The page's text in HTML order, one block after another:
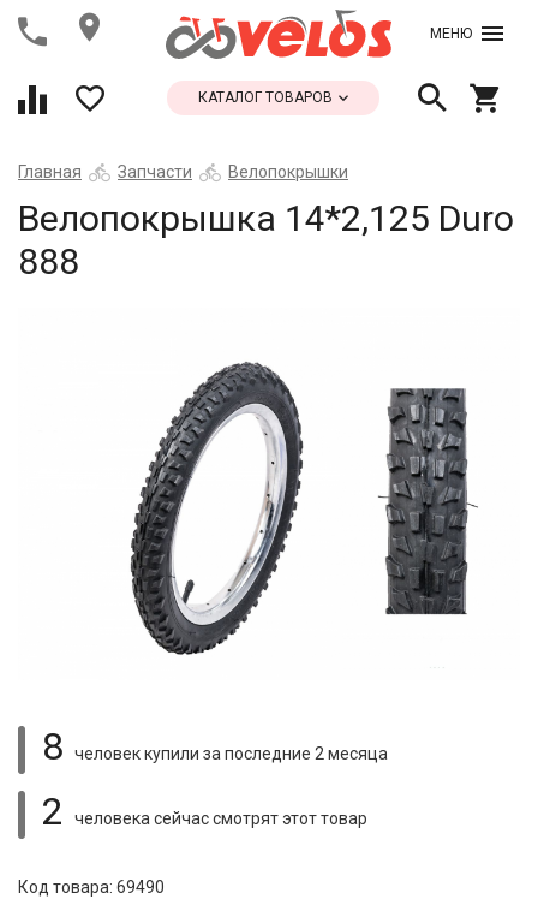
МЕНЮ
КАТАЛОГ ТОВАРОВ
Главная Запчасти Велопокрышки
Велопокрышка 14*2,125 Duro
888
8 человек купили за последние 2 месяца
2 человека сейчас смотрятэтот товар
Код товара: 69490